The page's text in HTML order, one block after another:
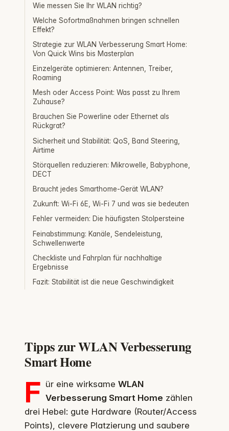
Wie messen Sie Ihr WLAN richtig?
Welche Sofortmaßnahmen bringen schnellen
Effekt?
Strategie zur WLAN Verbesserung Smart Home:
Von Quick Wins bis Masterplan
Einzelgeräte optimieren: Antennen, Treiber,
Roaming
Mesh oder Access Point: Was passt zu Ihrem
Zuhause?
Brauchen Sie Powerline oder Ethernet als
Rückgrat?
Sicherheit und Stabilität: QoS, Band Steering,
Airtime
Störquellen reduzieren: Mikrowelle, Babyphone,
DECT
Braucht jedes Smarthome-Gerät WLAN?
Zukunft: Wi‑Fi 6E, Wi‑Fi 7 und was sie bedeuten
Fehler vermeiden: Die häufigsten Stolpersteine
Feinabstimmung: Kanäle, Sendeleistung,
Schwellenwerte
Checkliste und Fahrplan für nachhaltige
Ergebnisse
Fazit: Stabilität ist die neue Geschwindigkeit
Tipps zur WLAN Verbesserung
Smart Home
F ür eine wirksame WLAN
Verbesserung Smart Home zählen
drei Hebel: gute Hardware (Router/Access
Points), clevere Platzierung und saubere